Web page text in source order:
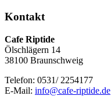
Kontakt
Cafe Riptide
Ölschlägern 14
38100 Braunschweig
Telefon: 0531/ 2254177
E-Mail: info@cafe-riptide.de